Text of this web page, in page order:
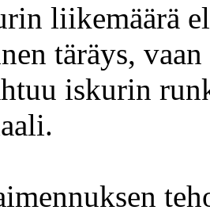
liikemäärä
täräys,
iskurin